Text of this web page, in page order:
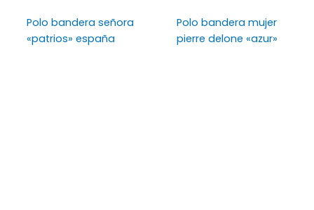
Polo bandera señora
«patrios» españa
Polo bandera mujer
pierre delone «azur»